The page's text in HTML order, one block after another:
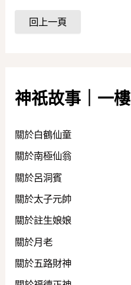
神祇故事｜一樓
關於白鶴仙童
關於南極仙翁
關於呂洞賓
關於太子元帥
關於註生娘娘
關於月老
關於五路財神